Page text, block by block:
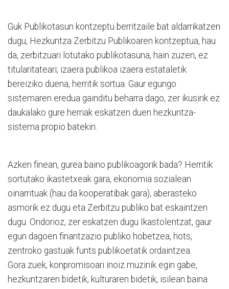
Guk Publikotasun kontzeptu berritzaile bat aldarrikatzen
dugu, Hezkuntza Zerbitzu Publikoaren kontzeptua, hau
da, zerbitzuari lotutako publikotasuna, hain zuzen, ez
titularitateari; izaera publikoa izaera estataletik
bereiziko duena, herritik sortua. Gaur egungo
sistemaren eredua gainditu beharra dago, zer ikusirik ez
daukalako gure herriak eskatzen duen hezkuntza-
sistema propio batekin.
Azken finean, gurea baino publikoagorik bada? Herritik
sortutako ikastetxeak gara, ekonomia sozialean
oinarrituak (hau da kooperatibak gara), aberasteko
asmorik ez dugu eta Zerbitzu publiko bat eskaintzen
dugu. Ondorioz, zer eskatzen dugu Ikastolentzat, gaur
egun dagoen finantzazio publiko hobetzea, hots,
zentroko gastuak funts publikoetatik ordaintzea.
Gora zuek, konpromisoari inoiz muzinik egin gabe,
hezkuntzaren bidetik, kulturaren bidetik, isilean baina